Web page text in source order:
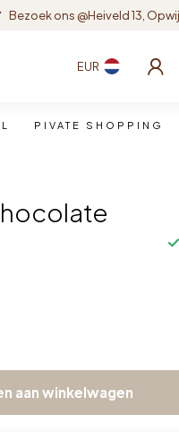
Bezoek ons @Heiveld 13,
EUR
PIVATE SHOPPING
aan winkelwagen